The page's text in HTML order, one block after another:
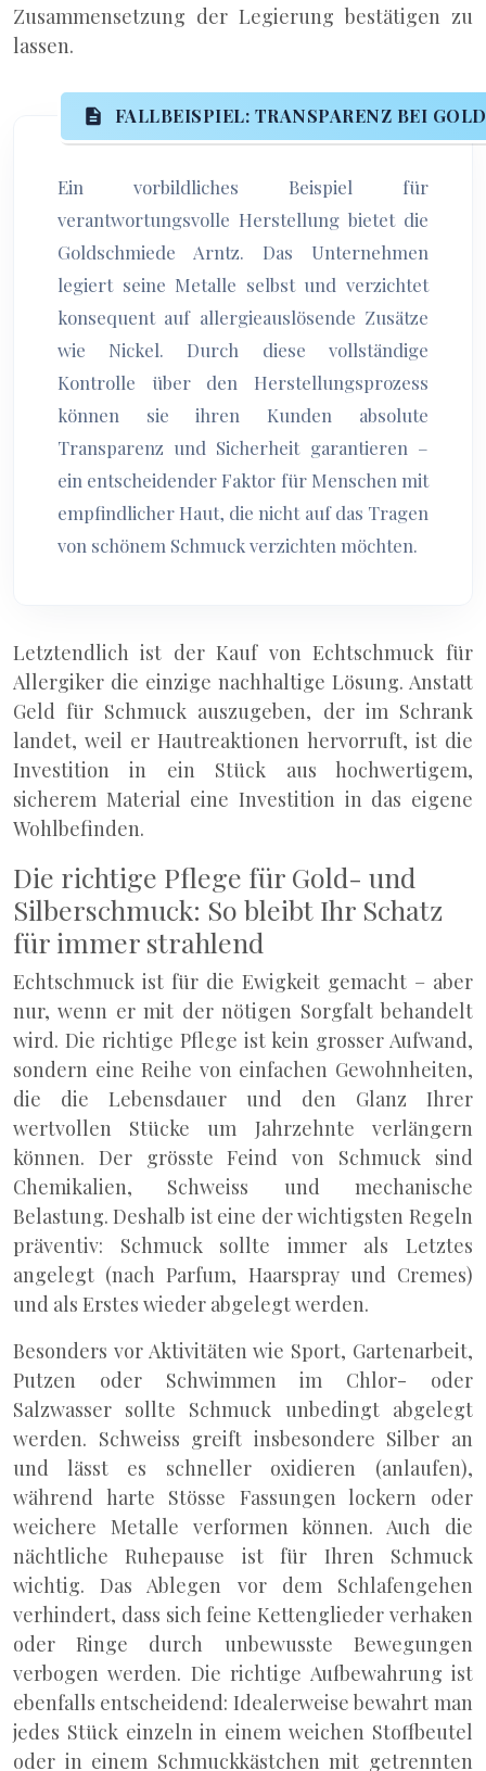
Zusammensetzung der Legierung bestätigen zu
lassen.
FALLBEISPIEL: TRANSPARENZ BEI
Ein vorbildliches Beispiel für
verantwortungsvolle Herstellung bietet die
Goldschmiede Arntz. Das Unternehmen
legiert seine Metalle selbst und verzichtet
konsequent auf allergieauslösende Zusätze
wie Nickel. Durch diese vollständige
Kontrolle über den Herstellungsprozess
können sie ihren Kunden absolute
Transparenz und Sicherheit garantieren –
ein entscheidender Faktor für Menschen mit
empfindlicher Haut, die nicht auf das Tragen
von schönem Schmuck verzichten möchten.
Letztendlich ist der Kauf von Echtschmuck für
Allergiker die einzige nachhaltige Lösung. Anstatt
Geld für Schmuck auszugeben, der im Schrank
landet, weil er Hautreaktionen hervorruft, ist die
Investition in ein Stück aus hochwertigem,
sicherem Material eine Investition in das eigene
Wohlbefinden.
Die richtige Pflege für Gold- und
Silberschmuck: So bleibt Ihr Schatz
für immer strahlend
Echtschmuck ist für die Ewigkeit gemacht – aber
nur, wenn er mit der nötigen Sorgfalt behandelt
wird. Die richtige Pflege ist kein grosser Aufwand,
sondern eine Reihe von einfachen Gewohnheiten,
die die Lebensdauer und den Glanz Ihrer
wertvollen Stücke um Jahrzehnte verlängern
können. Der grösste Feind von Schmuck sind
Chemikalien, Schweiss und mechanische
Belastung. Deshalb ist eine der wichtigsten Regeln
präventiv: Schmuck sollte immer als Letztes
angelegt (nach Parfum, Haarspray und Cremes)
und als Erstes wieder abgelegt werden.
Besonders vor Aktivitäten wie Sport, Gartenarbeit,
Putzen oder Schwimmen im Chlor- oder
Salzwasser sollte Schmuck unbedingt abgelegt
werden. Schweiss greift insbesondere Silber an
und lässt es schneller oxidieren (anlaufen),
während harte Stösse Fassungen lockern oder
weichere Metalle verformen können. Auch die
nächtliche Ruhepause ist für Ihren Schmuck
wichtig. Das Ablegen vor dem Schlafengehen
verhindert, dass sich feine Kettenglieder verhaken
oder Ringe durch unbewusste Bewegungen
verbogen werden. Die richtige Aufbewahrung ist
ebenfalls entscheidend: Idealerweise bewahrt man
jedes Stück einzeln in einem weichen Stoffbeutel
oder in einem Schmuckkästchen mit getrennten